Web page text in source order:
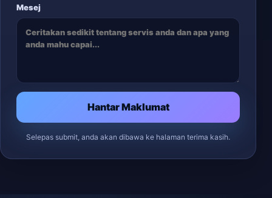
Mesej
Hantar Maklumat
Selepas submit, anda akan dibawa ke halaman terima kasih.